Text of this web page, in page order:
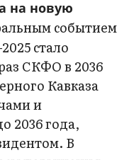
на новую
событием
стало
СКФО в 2036
Кавказа
и
2036 года,
В